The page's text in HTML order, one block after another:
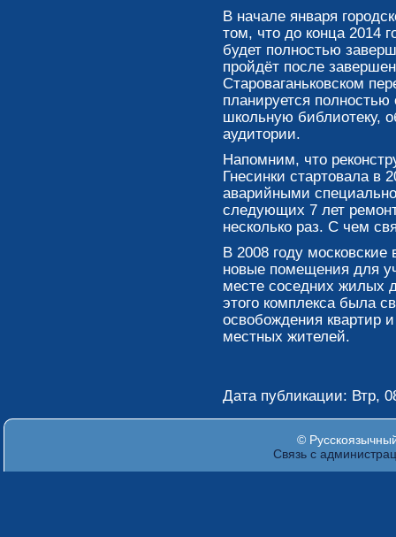
В начале января
том, что до конца 2014
будет полностью
пройдёт после
Староваганьковском
планируется
школьную библиотеку,
аудитории.
Напомним, что
Гнесинки стартовала в
аварийными
следующих 7 лет
несколько раз. С чем
В 2008 году московские
новые помещения для
месте соседних жилых
этого комплекса была
освобождения квартир
местных жителей.
Дата публикации: Втр,
©
Связь с